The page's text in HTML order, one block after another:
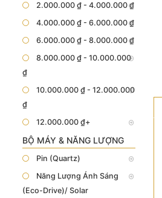
2.000.000 ₫ - 4.000.000 ₫
4.000.000 ₫ - 6.000.000 ₫
6.000.000 ₫ - 8.000.000 ₫
8.000.000 ₫ - 10.000.000
₫
10.000.000 ₫ - 12.000.000
₫
12.000.000 ₫+
BỘ MÁY & NĂNG LƯỢNG
Pin (Quartz)
Năng Lượng Ánh Sáng
(Eco-Drive)/ Solar